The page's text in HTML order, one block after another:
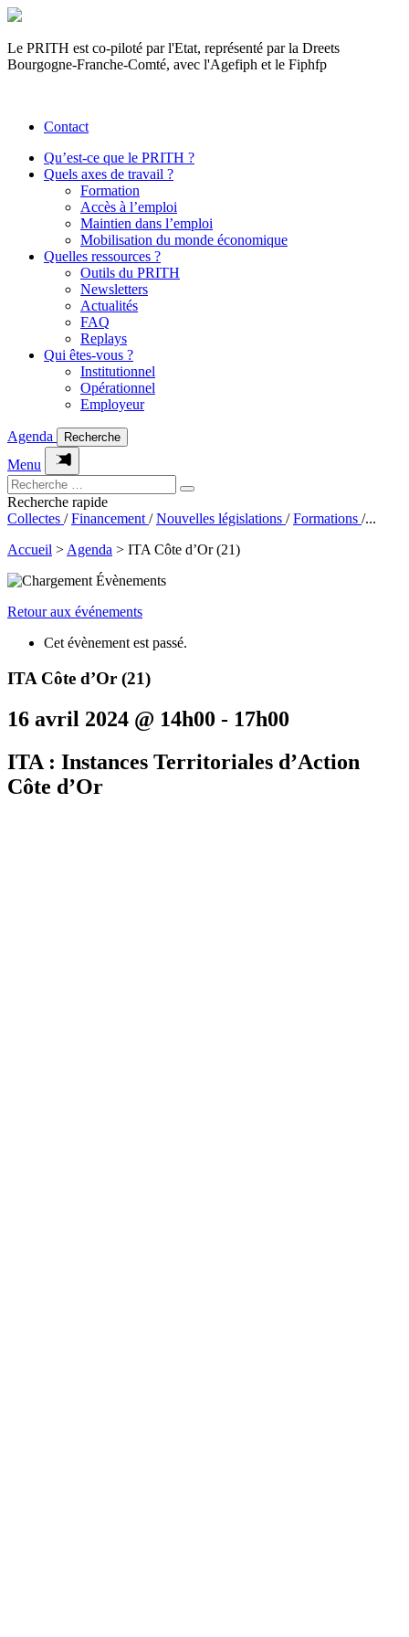
Le PRITH est co-piloté par l'Etat, représenté par la Dreets
Bourgogne-Franche-Comté, avec l'Agefiph et le Fiphfp
Contact
Qu’est-ce que le PRITH ?
Quels axes de travail ?
Formation
Accès à l’emploi
Maintien dans l’emploi
Mobilisation du monde économique
Quelles ressources ?
Outils du PRITH
Newsletters
Actualités
FAQ
Replays
Qui êtes-vous ?
Institutionnel
Opérationnel
Employeur
Agenda Recherche
Menu
Recherche rapide
Collectes / Financement / Nouvelles législations / Formations /...
Accueil > Agenda > ITA Côte d’Or (21)
Retour aux événements
Cet évènement est passé.
ITA Côte d’Or (21)
16 avril 2024 @ 14h00 - 17h00
ITA : Instances Territoriales d’Action
Côte d’Or